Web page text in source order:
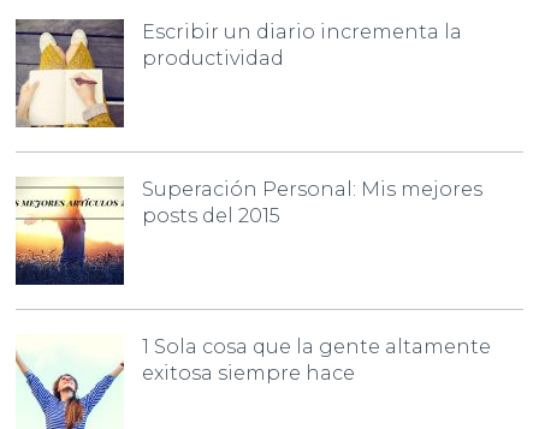
Escribir un diario incrementa la
productividad
Superación Personal: Mis mejores
posts del 2015
1 Sola cosa que la gente altamente
exitosa siempre hace